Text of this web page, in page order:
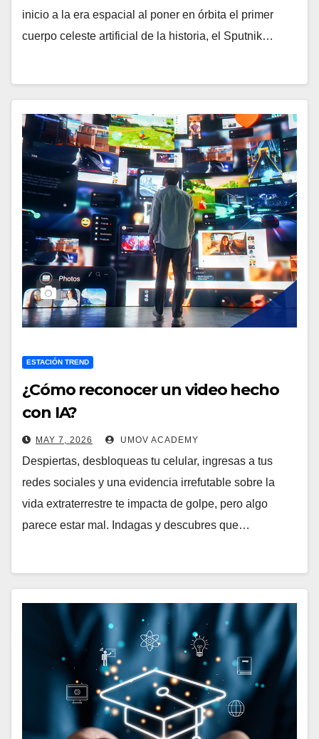
inicio a la era espacial al poner en órbita el primer
cuerpo celeste artificial de la historia, el Sputnik…
ESTACIÓN TREND
¿Cómo reconocer un video hecho
con IA?
MAY 7, 2026 UMOV ACADEMY
Despiertas, desbloqueas tu celular, ingresas a tus
redes sociales y una evidencia irrefutable sobre la
vida extraterrestre te impacta de golpe, pero algo
parece estar mal. Indagas y descubres que…